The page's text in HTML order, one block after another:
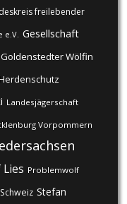
freilebender
e.V. Gesellschaft
Goldenstedter Wölfin
Landesjägerschaft
Vorpommern
Lies Problemwolf
Schweiz Stefan